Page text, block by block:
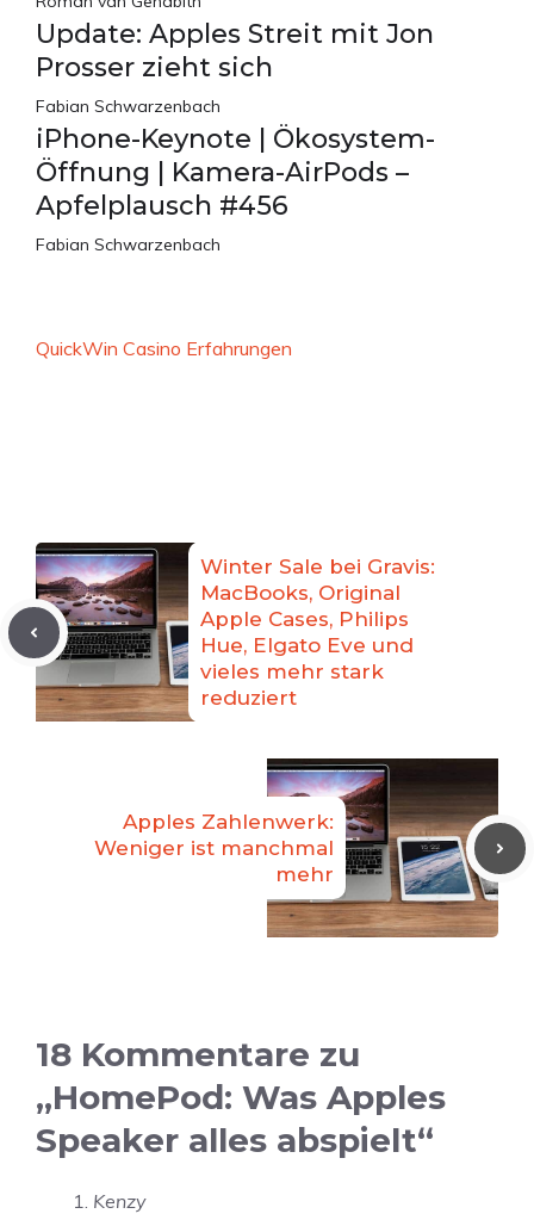
Update: Apples Streit mit Jon
Prosser zieht sich
Fabian Schwarzenbach
iPhone-Keynote | Ökosystem-
Öffnung | Kamera-AirPods –
Apfelplausch #456
Fabian Schwarzenbach
QuickWin Casino Erfahrungen
Winter Sale bei Gravis:
MacBooks, Original
Apple Cases, Philips
Hue, Elgato Eve und
vieles mehr stark
reduziert
Apples Zahlenwerk:
Weniger ist manchmal
mehr
18 Kommentare zu
„HomePod: Was Apples
Speaker alles abspielt“
Kenzy